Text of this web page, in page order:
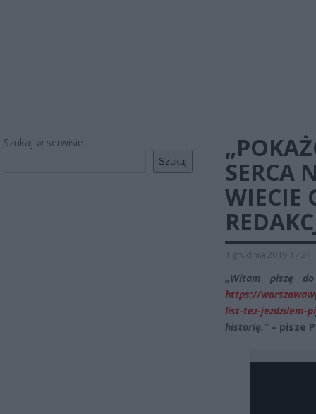
Szukaj w serwisie
Szukaj
SERCA
WIECIE
1 grudnia 2019 17:24
„Witam piszę
https://
list-tez-jezdzilem-
historię.” – pisze